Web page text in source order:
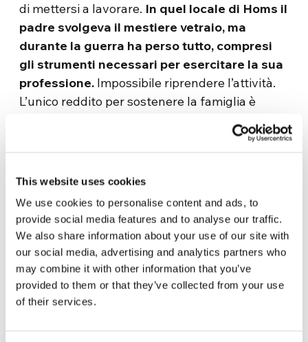
This website uses cookies
We use cookies to personalise content and ads, to
provide social media features and to analyse our traffic.
We also share information about your use of our site with
our social media, advertising and analytics partners who
may combine it with other information that you’ve
provided to them or that they’ve collected from your use
of their services.
di mettersi a lavorare. In quel locale di Homs il
padre svolgeva il mestiere vetraio, ma
durante la guerra ha perso tutto, compresi
gli strumenti necessari per esercitare la sua
professione. Impossibile riprendere l’attività.
L’unico reddito per sostenere la famiglia è
l’esigua pensione che il papà di Saliba riscuote.
si è tirato indietro all’idea di poter riaprire la
serranda del negozio crivellata di colpi per
avviare una nuova attività: il ragazzo è entrato
nelprogetto RestarT (Ripartire per Restare)